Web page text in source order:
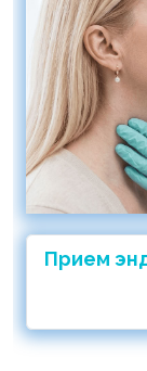
Прием